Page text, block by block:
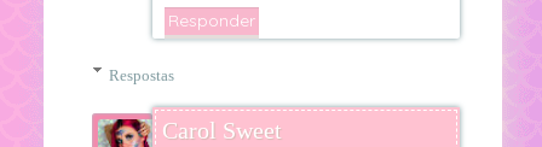
Responder
Respostas
Carol Sweet